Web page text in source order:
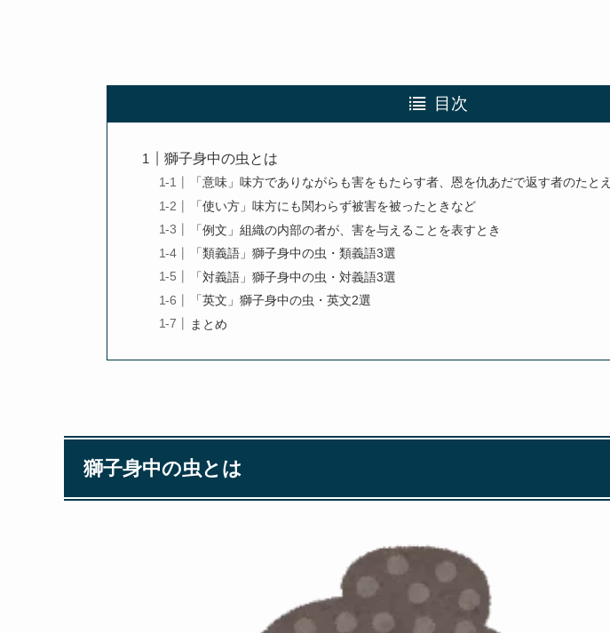
目次
獅子身中の虫とは
「意味」味方でありながらも害をもたらす者、恩を仇あだで返す者のたとえ
「使い方」味方にも関わらず被害を被ったときなど
「例文」組織の内部の者が、害を与えることを表すとき
「類義語」獅子身中の虫・類義語3選
「対義語」獅子身中の虫・対義語3選
「英文」獅子身中の虫・英文2選
まとめ
獅子身中の虫とは